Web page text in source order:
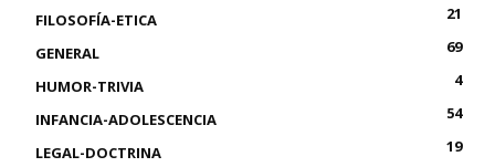
FILOSOFÍA-ETICA
21
GENERAL
69
HUMOR-TRIVIA
4
INFANCIA-ADOLESCENCIA
54
LEGAL-DOCTRINA
19